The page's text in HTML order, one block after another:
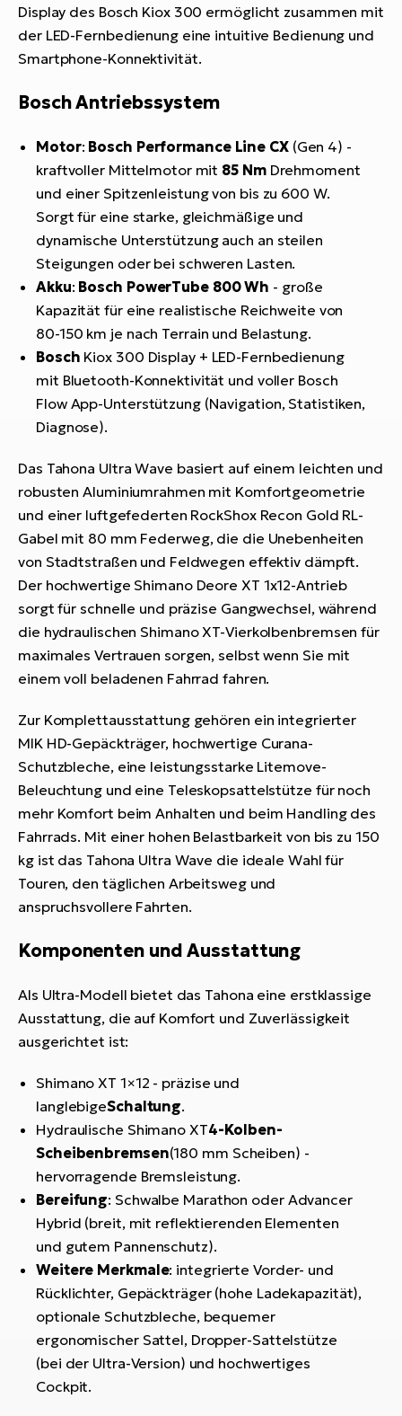
Display des Bosch Kiox 300 ermöglicht zusammen mit
der LED-Fernbedienung eine intuitive Bedienung und
Smartphone-Konnektivität.
Bosch Antriebssystem
Motor: Bosch Performance Line CX(Gen 4) -
kraftvoller Mittelmotor mit 85 NmDrehmoment
und einer Spitzenleistung von bis zu 600 W.
Sorgt für eine starke, gleichmäßige und
dynamische Unterstützung auch an steilen
Steigungen oder bei schweren Lasten.
Akku: Bosch PowerTube 800 Wh - große
Kapazität für eine realistische Reichweite von
80-150 km je nach Terrain und Belastung.
Bosch Kiox 300 Display + LED-Fernbedienung
mit Bluetooth-Konnektivität und voller Bosch
Flow App-Unterstützung (Navigation, Statistiken,
Diagnose).
Das Tahona Ultra Wave basiert auf einem leichten und
robusten Aluminiumrahmen mit Komfortgeometrie
und einer luftgefederten RockShox Recon Gold RL-
Gabel mit 80 mm Federweg, die die Unebenheiten
von Stadtstraßen und Feldwegen effektiv dämpft.
Der hochwertige Shimano Deore XT 1x12-Antrieb
sorgt für schnelle und präzise Gangwechsel, während
die hydraulischen Shimano XT-Vierkolbenbremsen für
maximales Vertrauen sorgen, selbst wenn Sie mit
einem voll beladenen Fahrrad fahren.
Zur Komplettausstattung gehören ein integrierter
MIK HD-Gepäckträger, hochwertige Curana-
Schutzbleche, eine leistungsstarke Litemove-
Beleuchtung und eine Teleskopsattelstütze für noch
mehr Komfort beim Anhalten und beim Handling des
Fahrrads. Mit einer hohen Belastbarkeit von bis zu 150
kg ist das Tahona Ultra Wave die ideale Wahl für
Touren, den täglichen Arbeitsweg und
anspruchsvollere Fahrten.
Komponenten und Ausstattung
Als Ultra-Modell bietet das Tahona eine erstklassige
Ausstattung, die auf Komfort und Zuverlässigkeit
ausgerichtet ist:
Shimano XT 1×12 - präzise und
langlebigeSchaltung.
Hydraulische Shimano XT4-Kolben-
Scheibenbremsen(180 mm Scheiben) -
hervorragende Bremsleistung.
Bereifung: Schwalbe Marathon oder Advancer
Hybrid (breit, mit reflektierenden Elementen
und gutem Pannenschutz).
Weitere Merkmale: integrierte Vorder- und
Rücklichter, Gepäckträger (hohe Ladekapazität),
optionale Schutzbleche, bequemer
ergonomischer Sattel, Dropper-Sattelstütze
(bei der Ultra-Version) und hochwertiges
Cockpit.